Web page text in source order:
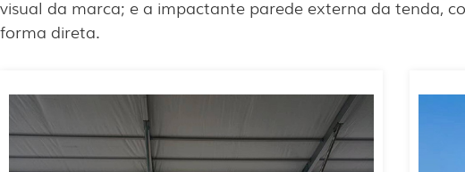
visual da marca; e a impactante parede externa da tenda,
forma direta.